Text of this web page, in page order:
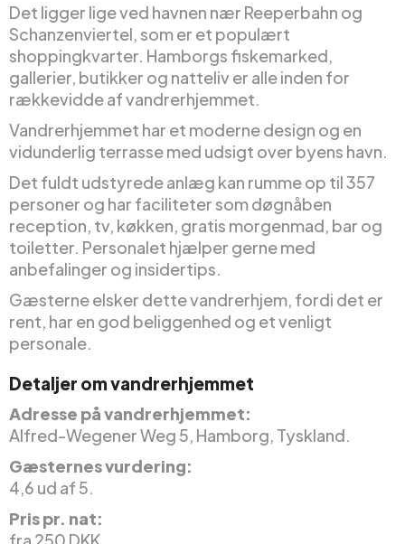
Det ligger lige ved havnen nær Reeperbahn og
Schanzenviertel, som er et populært
shoppingkvarter. Hamborgs fiskemarked,
gallerier, butikker og natteliv er alle inden for
rækkevidde af vandrerhjemmet.
Vandrerhjemmet har et moderne design og en
vidunderlig terrasse med udsigt over byens havn.
Det fuldt udstyrede anlæg kan rumme op til 357
personer og har faciliteter som døgnåben
reception, tv, køkken, gratis morgenmad, bar og
toiletter. Personalet hjælper gerne med
anbefalinger og insidertips.
Gæsterne elsker dette vandrerhjem, fordi det er
rent, har en god beliggenhed og et venligt
personale.
Detaljer om vandrerhjemmet
Adresse på vandrerhjemmet:
Alfred-Wegener Weg 5, Hamborg, Tyskland.
Gæsternes vurdering:
4,6 ud af 5.
Pris pr. nat:
fra 250 DKK